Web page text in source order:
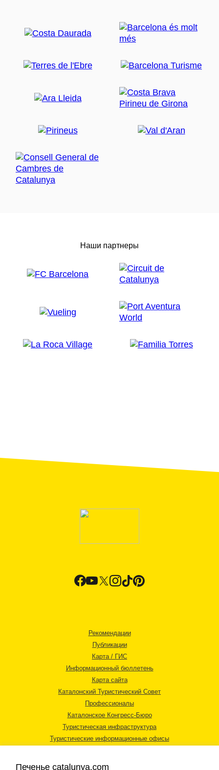
Наши партнеры
Рекомендации
Публикации
Карта / ГИС
Информационный бюллетень
Карта сайта
Каталонский Туристический Совет
Профессионалы
Каталонское Конгресс-Бюро
Туристическая инфраструктура
Туристические информационные офисы
Печенье catalunya.com